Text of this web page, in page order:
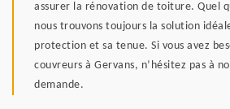
assurer la rénovation de toiture. Quel
nous trouvons toujours la solution
protection et sa tenue. Si vous avez
couvreurs à Gervans, n’hésitez pas à
demande.